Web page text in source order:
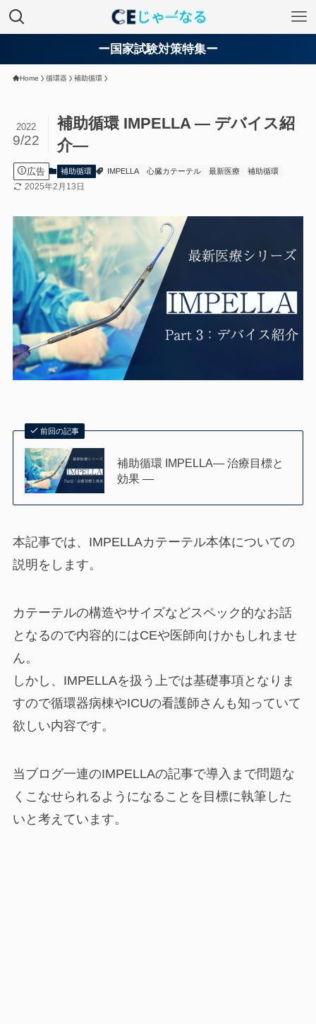
ー国家試験対策特集ー
Home 循環器 補助循環
補助循環 IMPELLA — デバイス紹
介—
2022
9/22
広告 補助循環 IMPELLA 心臓カテーテル 最新医療 補助循環
2025年2月13日
前回の記事
補助循環 IMPELLA― 治療目標と
効果 ―
本記事では、IMPELLAカテーテル本体についての
説明をします。
カテーテルの構造やサイズなどスペック的なお話
となるので内容的にはCEや医師向けかもしれませ
ん。
しかし、IMPELLAを扱う上では基礎事項となりま
すので循環器病棟やICUの看護師さんも知っていて
欲しい内容です。
当ブログ一連のIMPELLAの記事で導入まで問題な
くこなせられるようになることを目標に執筆した
いと考えています。